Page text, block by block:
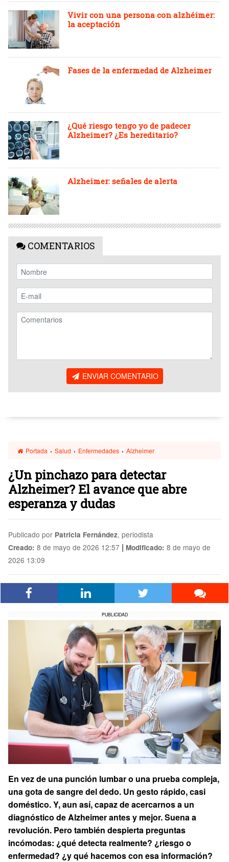
Vivir con una persona con alzhéimer:
la aceptación
Fases de la enfermedad de Alzheimer
¿Qué riesgo tengo yo de padecer
Alzheimer? ¿Es hereditario?
Alzheimer: señales de alerta
COMENTARIOS
ENVIAR COMENTARIO
Portada › Salud › Enfermedades › Alzheimer
¿Un pinchazo para detectar
Alzheimer? El avance que abre
esperanza y dudas
Publicado por Patricia Fernández, periodista
Creado: 8 de mayo de 2026 12:57 | Modificado: 8 de mayo de
2026 13:09
PUBLICIDAD
En vez de una punción lumbar o una prueba compleja,
una gota de sangre del dedo. Un gesto rápido, casi
doméstico. Y, aun así, capaz de acercarnos a un
diagnóstico de Alzheimer antes y mejor. Suena a
revolución. Pero también despierta preguntas
incómodas: ¿qué detecta realmente? ¿riesgo o
enfermedad? ¿y qué hacemos con esa información?